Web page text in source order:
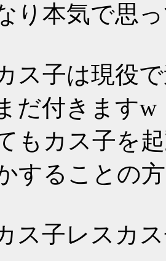
り本気で思
ス子は現役
だ付きますw
もカス子を
することの
ス子レスカ